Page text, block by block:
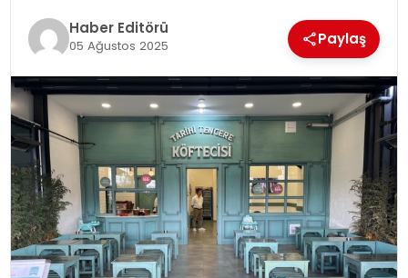
Haber Editörü
05 Ağustos 2025 Paylaş